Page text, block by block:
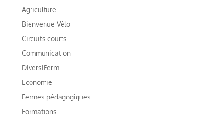
Agriculture
Bienvenue Vélo
Circuits courts
Communication
DiversiFerm
Economie
Fermes pédagogiques
Formations